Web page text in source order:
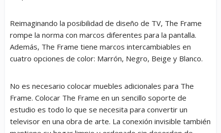
Reimaginando la posibilidad de diseño de TV, The Frame
rompe la norma con marcos diferentes para la pantalla.
Además, The Frame tiene marcos intercambiables en
cuatro opciones de color: Marrón, Negro, Beige y Blanco.
No es necesario colocar muebles adicionales para The
Frame. Colocar The Frame en un sencillo soporte de
estudio es todo lo que se necesita para convertir un
televisor en una obra de arte. La conexión invisible también